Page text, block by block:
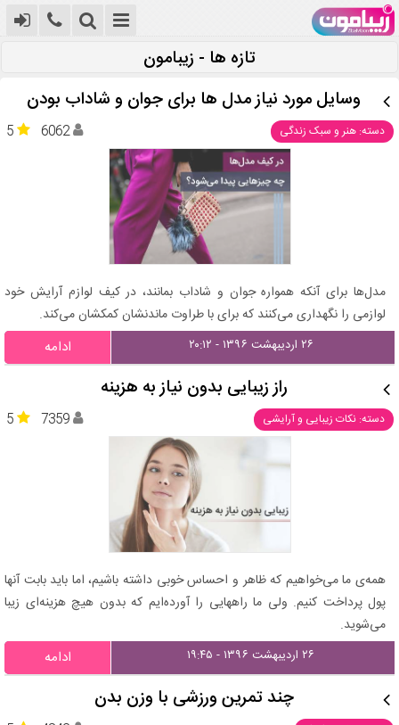
تازه ها - زیبامون
وسایل مورد نیاز مدل ها برای جوان و شاداب بودن
دسته: هنر و سبک زندگی 5 6062
مدل‌ها برای آنکه همواره جوان و شاداب بمانند، در کیف لوازم آرایش خود
لوازمی را نگهداری می‌کنند که برای با طراوت ماندنشان کمکشان می‌کند.
۲۶ اردیبهشت ۱۳۹۶ - ۲۰:۱۲ ادامه
راز زیبایی بدون نیاز به هزینه
دسته: نکات زیبایی و آرایشی 5 7359
همه‌ی ما می‌خواهیم که ظاهر و احساس خوبی داشته باشیم، اما باید بابت آنها
پول پرداخت کنیم. ولی ما راههایی را آورده‌ایم که بدون هیچ هزینه‌ای زیبا
می‌شوید.
۲۶ اردیبهشت ۱۳۹۶ - ۱۹:۴۵ ادامه
چند تمرین ورزشی با وزن بدن